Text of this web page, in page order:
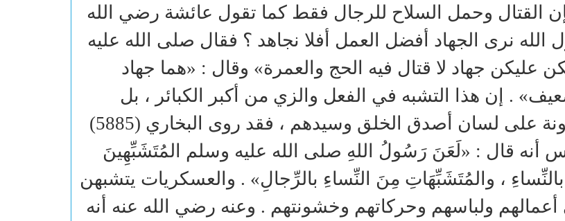
القتال وحمل السلاح للرجال فقط كما تقول عائشة رضي الله
الله نرى الجهاد أفضل العمل أفلا نجاهد ؟ فقال صلى الله عليه
عليكن جهاد لا قتال فيه الحج والعمرة» وقال : «هما جهاد
. إن هذا التشبه في الفعل والزي من أكبر الكبائر ، بل
صاحبته ملعونة على لسان أصدق الخلق وسيدهم ، فقد روى البخاري (5885)
أنه قال : «لَعَنَ رَسُولُ اللهِ صلى الله عليه وسلم المُتَشَبِّهِينَ
، والمُتَشَبِّهَاتِ مِنَ النِّساءِ بالرِّجالِ» . والعسكريات يتشبهن
أعمالهم ولباسهم وحركاتهم وخشونتهم . وعنه رضي الله عنه أنه